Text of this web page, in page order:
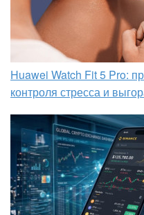
Huawei Watch Fit 5 Pro:
контроля стресса и